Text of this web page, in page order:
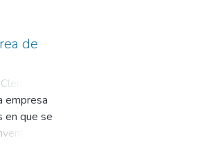
en
de
empresa
en que se